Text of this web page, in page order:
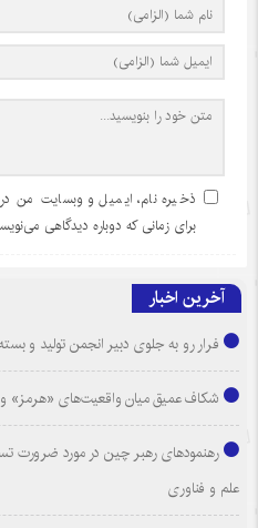
ذخیره نام، ایمیل و وبسایت من در
برای زمانی که دوباره دیدگاهی
آخرین اخبار
فرار رو به جلوی دبیر انجمن تولید و
شکاف عمیق میان واقعیت‌های «هرمز»
رهنمودهای رهبر چین در مورد ضرورت
علم و فناوری